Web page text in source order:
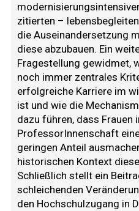
zitierten –
die Auseinandersetzung
diese abzubauen. Ein
Fragestellung gewidmet,
noch immer zentrales
erfolgreiche Karriere im
ist und wie die
dazu führen, dass Frauen
ProfessorInnenschaft
geringen Anteil
historischen Kontext
Schließlich stellt ein
schleichenden
den Hochschulzugang in